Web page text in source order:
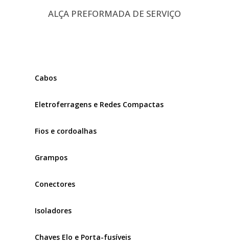
ALÇA PREFORMADA DE SERVIÇO
Cabos
Eletroferragens e Redes Compactas
Fios e cordoalhas
Grampos
Conectores
Isoladores
Chaves Elo e Porta-fusíveis